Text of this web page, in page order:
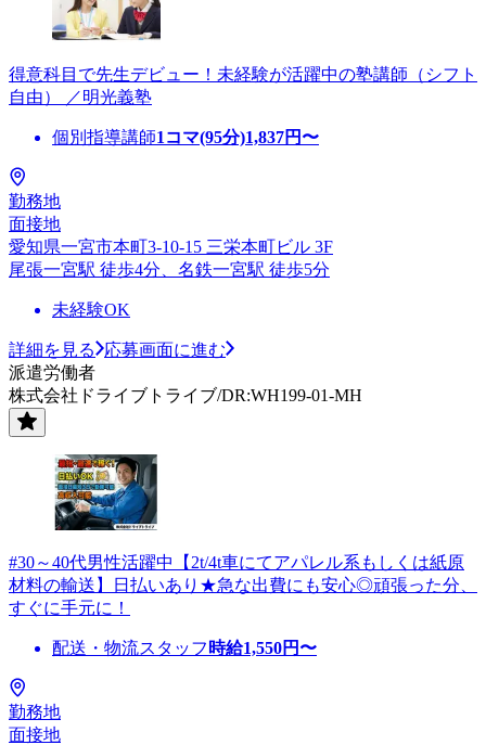
得意科目で先生デビュー！未経験が活躍中の塾講師（シフト
自由） ／明光義塾
個別指導講師1コマ(95分)1,837円〜
勤務地
面接地
愛知県一宮市本町3-10-15 三栄本町ビル 3F
尾張一宮駅 徒歩4分、名鉄一宮駅 徒歩5分
未経験OK
詳細を見る
応募画面に進む
派遣労働者
株式会社ドライブトライブ/DR:WH199-01-MH
#30～40代男性活躍中【2t/4t車にてアパレル系もしくは紙原
材料の輸送】日払いあり★急な出費にも安心◎頑張った分、
すぐに手元に！
配送・物流スタッフ 時給1,550円〜
勤務地
面接地